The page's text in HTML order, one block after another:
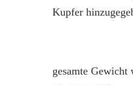
Kupfer
gesamte Gewicht